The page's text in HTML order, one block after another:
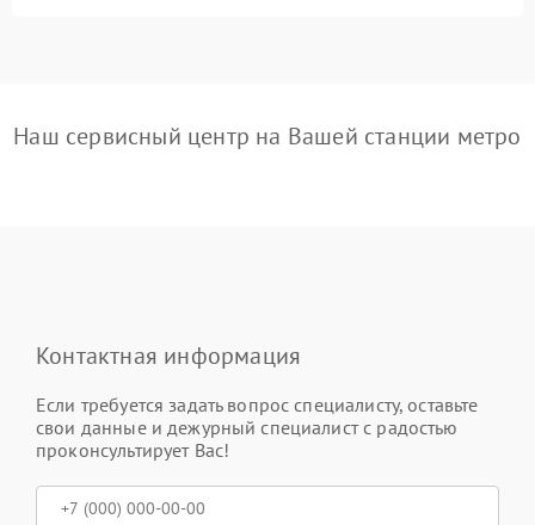
Наш сервисный центр на Вашей станции метро
Контактная информация
Если требуется задать вопрос специалисту, оставьте
свои данные и дежурный специалист с радостью
проконсультирует Вас!